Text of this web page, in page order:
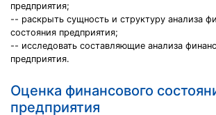
предприятия;
-- раскрыть сущность и структуру анализа
состояния предприятия;
-- исследовать составляющие анализа
предприятия.
Оценка финансового
предприятия